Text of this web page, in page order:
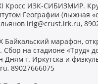
Кросс ИЗК-СИБИЗМИР.
Географии (лыжная
irig@crust.irk.ru,
Байкальский марафон,
Сбор на стадионе «Труд»
Дням г. Иркутска и
89027666075